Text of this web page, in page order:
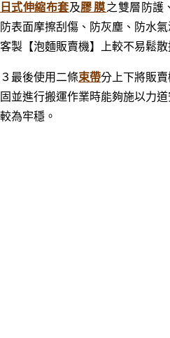
日式伸縮布套及膠膜之雙層防護
防表面摩擦刮傷、防灰塵、防水
客製 【泡麵販賣機】 上較不易鬆散
３最後使用二條束帶分上下將販
固並進行搬運作業時能夠施以力
較為牢穩 。